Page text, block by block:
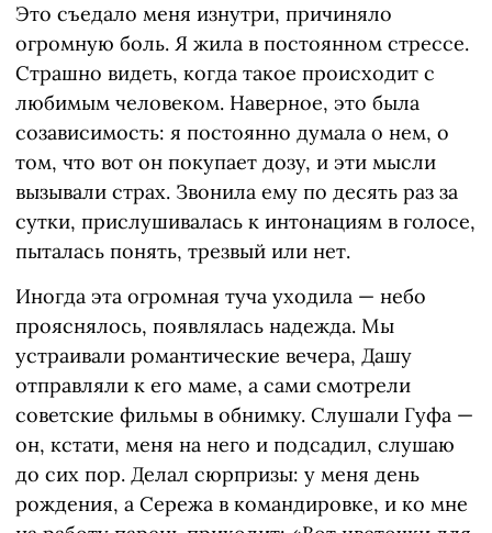
Это съедало меня изнутри, причиняло
огромную боль. Я жила в постоянном стрессе.
Страшно видеть, когда такое происходит с
любимым человеком. Наверное, это была
созависимость: я постоянно думала о нем, о
том, что вот он покупает дозу, и эти мысли
вызывали страх. Звонила ему по десять раз за
сутки, прислушивалась к интонациям в голосе,
пыталась понять, трезвый или нет.
Иногда эта огромная туча уходила — небо
прояснялось, появлялась надежда. Мы
устраивали романтические вечера, Дашу
отправляли к его маме, а сами смотрели
советские фильмы в обнимку. Слушали Гуфа —
он, кстати, меня на него и подсадил, слушаю
до сих пор. Делал сюрпризы: у меня день
рождения, а Сережа в командировке, и ко мне